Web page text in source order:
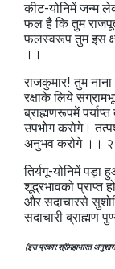
कीट-योनिमें जन्म
फल है कि तुम
फलस्वरूप तुम इस
।।
राजकुमार! तुम
रक्षाके लिये
ब्राह्मणरूपमें
उपभोग करोगे।
अनुभव करोगे ।।
तिर्यगू-योनिमें
शूद्रभावको प्राप्त
और सदाचारसे
सदाचारी ब्राह्मण
(इस प्रकार श्रीमहाभारत